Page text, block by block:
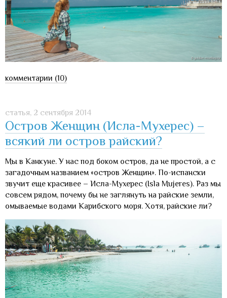
комментарии (10)
статья, 2 сентября 2014
Остров Женщин (Исла-Мухерес) –
всякий ли остров райский?
Мы в Канкуне. У нас под боком остров, да не простой, а с
загадочным названием «остров Женщин». По-испански
звучит еще красивее – Исла-Мухерес (Isla Mujeres). Раз мы
совсем рядом, почему бы не заглянуть на райские земли,
омываемые водами Карибского моря. Хотя, райские ли?